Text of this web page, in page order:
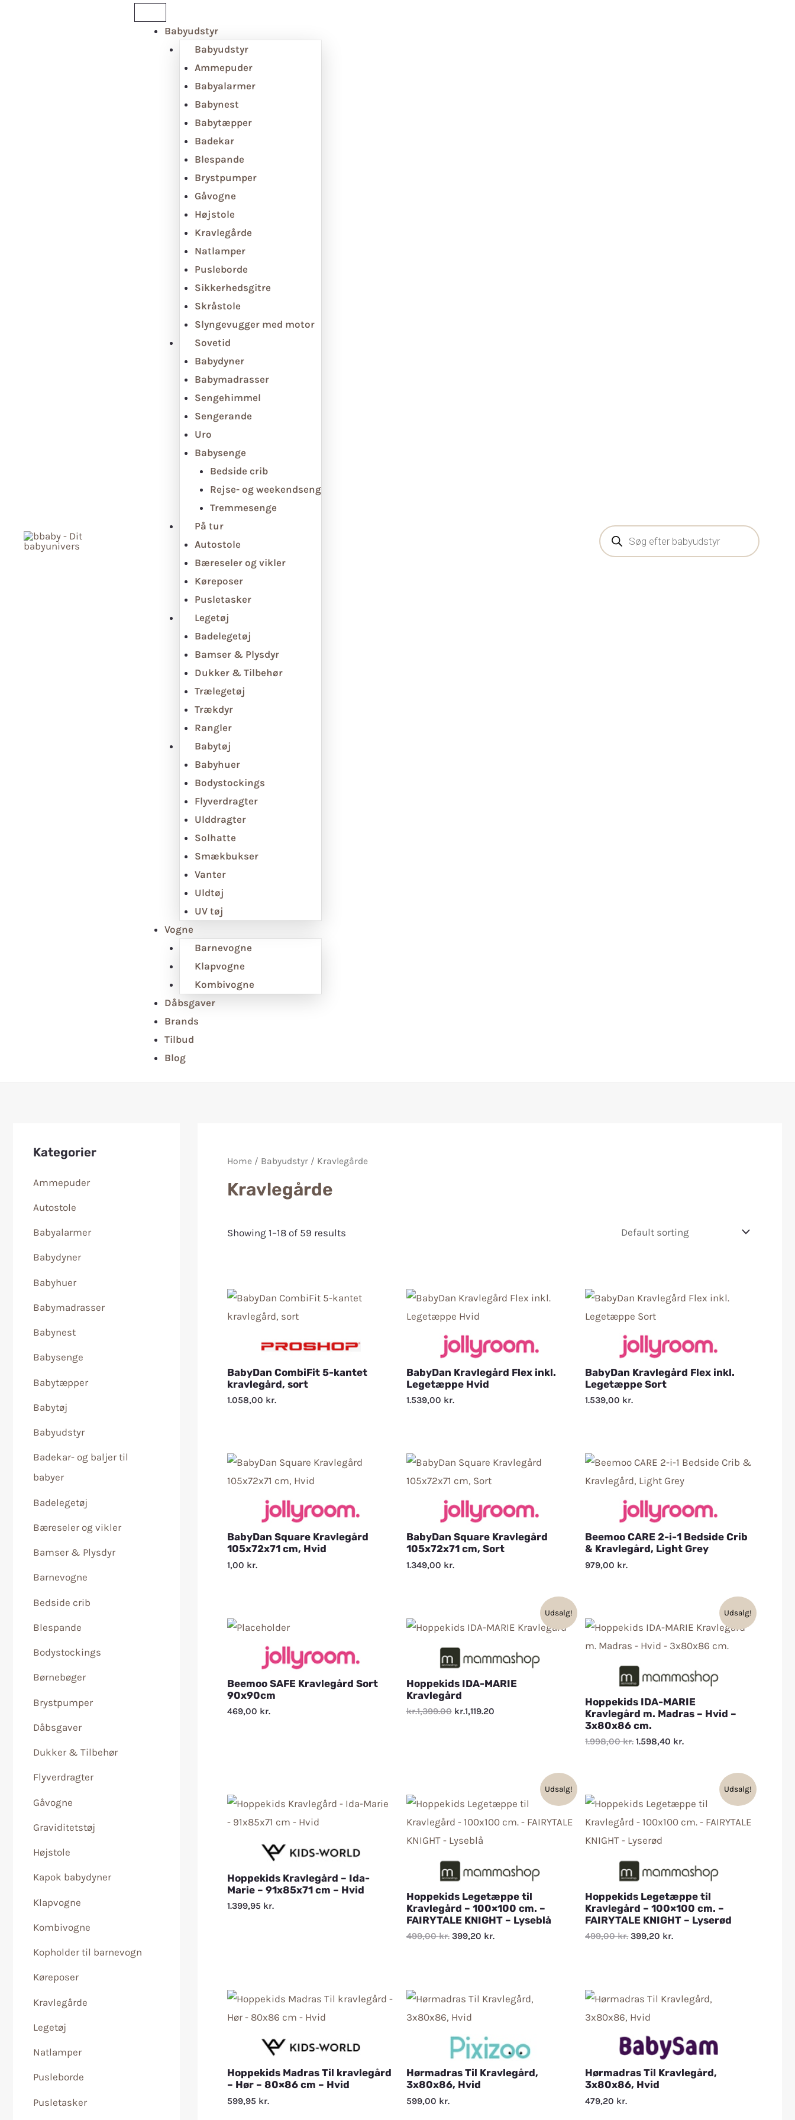
Babyudstyr
Babyudstyr
Ammepuder
Babyalarmer
Babynest
Babytæpper
Badekar
Blespande
Brystpumper
Gåvogne
Højstole
Kravlegårde
Natlamper
Pusleborde
Sikkerhedsgitre
Skråstole
Slyngevugger med motor
Sovetid
Babydyner
Babymadrasser
Sengehimmel
Sengerande
Uro
Babysenge
Bedside crib
Rejse- og weekendseng
Tremmesenge
På tur
Autostole
Bæreseler og vikler
Køreposer
Pusletasker
Legetøj
Badelegetøj
Bamser & Plysdyr
Dukker & Tilbehør
Trælegetøj
Trækdyr
Rangler
Babytøj
Babyhuer
Bodystockings
Flyverdragter
Ulddragter
Solhatte
Smækbukser
Vanter
Uldtøj
UV tøj
Vogne
Barnevogne
Klapvogne
Kombivogne
Dåbsgaver
Brands
Tilbud
Blog
Kategorier
Ammepuder
Autostole
Babyalarmer
Babydyner
Babyhuer
Babymadrasser
Babynest
Babysenge
Babytæpper
Babytøj
Babyudstyr
Badekar- og baljer til
babyer
Badelegetøj
Bæreseler og vikler
Bamser & Plysdyr
Barnevogne
Bedside crib
Blespande
Bodystockings
Børnebøger
Brystpumper
Dåbsgaver
Dukker & Tilbehør
Flyverdragter
Gåvogne
Graviditetstøj
Højstole
Kapok babydyner
Klapvogne
Kombivogne
Kopholder til barnevogn
Køreposer
Kravlegårde
Legetøj
Natlamper
Pusleborde
Pusletasker
Home / Babyudstyr / Kravlegårde
Kravlegårde
Showing 1–18 of 59 results
BabyDan CombiFit 5-kantet
kravlegård, sort
1.058,00 kr.
BabyDan Kravlegård Flex inkl.
Legetæppe Hvid
1.539,00 kr.
BabyDan Kravlegård Flex inkl.
Legetæppe Sort
1.539,00 kr.
BabyDan Square Kravlegård
105x72x71 cm, Hvid
1,00 kr.
BabyDan Square Kravlegård
105x72x71 cm, Sort
1.349,00 kr.
Beemoo CARE 2-i-1 Bedside Crib
& Kravlegård, Light Grey
979,00 kr.
Beemoo SAFE Kravlegård Sort
90x90cm
469,00 kr.
Udsalg!
Hoppekids IDA-MARIE
Kravlegård
kr.1,399.00 kr.1,119.20
Udsalg!
Hoppekids IDA-MARIE
Kravlegård m. Madras – Hvid –
3x80x86 cm.
1.998,00kr. 1.598,40 kr.
Hoppekids Kravlegård – Ida-
Marie – 91x85x71 cm – Hvid
1.399,95 kr.
Udsalg!
Hoppekids Legetæppe til
Kravlegård – 100×100 cm. –
FAIRYTALE KNIGHT – Lyseblå
499,00kr. 399,20 kr.
Udsalg!
Hoppekids Legetæppe til
Kravlegård – 100×100 cm. –
FAIRYTALE KNIGHT – Lyserød
499,00kr. 399,20 kr.
Hoppekids Madras Til kravlegård
– Hør – 80×86 cm – Hvid
599,95 kr.
Hørmadras Til Kravlegård,
3x80x86, Hvid
599,00 kr.
Hørmadras Til Kravlegård,
3x80x86, Hvid
479,20 kr.